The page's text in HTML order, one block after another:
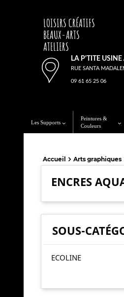
LOISIRS CRÉATIFS
BEAUX-ARTS
ATELIERS
LA P'TITE USINE
RUE SANTA
09 61 65 25 06
Les Supports
Peintures &
Couleurs
Accueil Arts graphiques
ENCRES
SOUS-
ECOLINE